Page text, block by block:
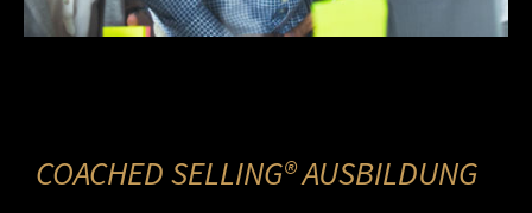
COACHED SELLING® AUSBILDUNG